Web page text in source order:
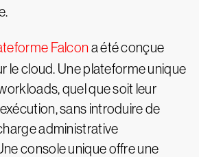
Falcon a été conçue
le cloud. Une plateforme unique
quel que soit leur
sans introduire de
administrative
console unique offre une